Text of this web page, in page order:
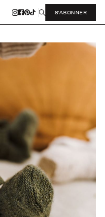
S'ABONNER